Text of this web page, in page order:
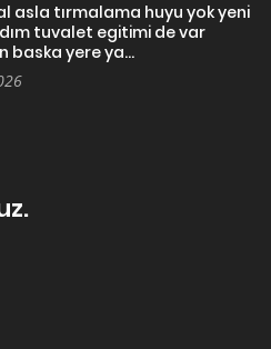
asla tırmalama huyu yok yeni
tuvalet egitimi de var
baska yere ya...